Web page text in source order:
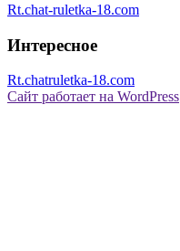
Rt.chat-ruletka-18.com
Интересное
Rt.chatruletka-18.com
Сайт работает на WordPress